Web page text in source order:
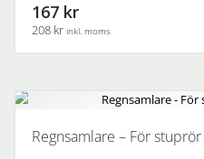
167 kr
208 kr inkl. moms
Regnsamlare – För